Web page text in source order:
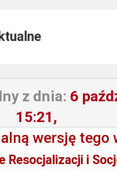
z dnia: 6
15:21,
wersję tego
Resocjalizacji i